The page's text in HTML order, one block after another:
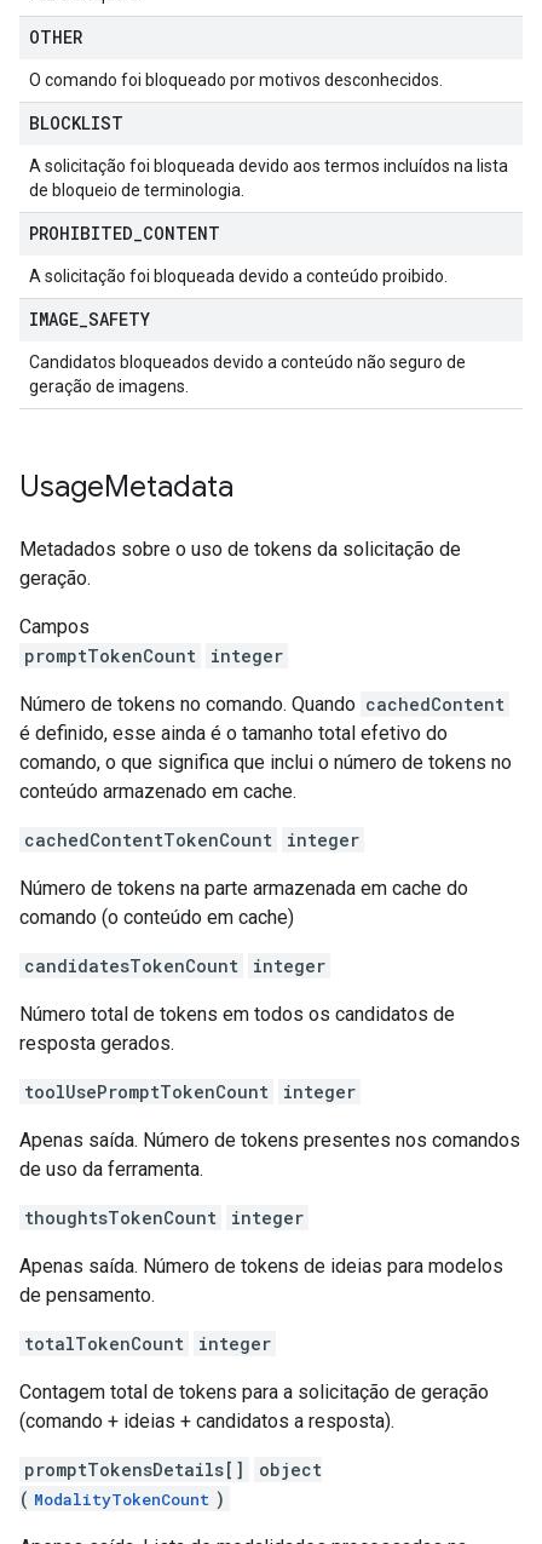
OTHER
O comando foi bloqueado por motivos desconhecidos.
BLOCKLIST
A solicitação foi bloqueada devido aos termos incluídos na lista
de bloqueio de terminologia.
PROHIBITED CONTENT
A solicitação foi bloqueada devido a conteúdo proibido.
IMAGE SAFETY
Candidatos bloqueados devido a conteúdo não seguro de
geração de imagens.
UsageMetadata
Metadados sobre o uso de tokens da solicitação de
geração.
Campos
promptTokenCount
integer
Número de tokens no comando. Quando cachedContent
é definido, esse ainda é o tamanho total efetivo do
comando, o que significa que inclui o número de tokens no
conteúdo armazenado em cache.
cachedContentTokenCount integer
Número de tokens na parte armazenada em cache do
comando (o conteúdo em cache)
candidatesTokenCount integer
Número total de tokens em todos os candidatos de
resposta gerados.
toolUsePromptTokenCount integer
Apenas saída. Número de tokens presentes nos comandos
de uso da ferramenta.
thoughtsTokenCount integer
Apenas saída. Número de tokens de ideias para modelos
de pensamento.
totalTokenCount integer
Contagem total de tokens para a solicitação de geração
(comando + ideias + candidatos a resposta).
promptTokensDetails[]
object
( ModalityTokenCount )